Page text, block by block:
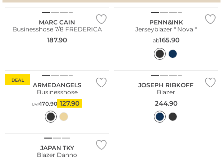
MARC CAIN
Businesshose 7/8 FREDERICA
187.90
PENN&INK
Jerseyblazer " Nova "
ab165.90
DEAL
ARMEDANGELS
Businesshose
UVP170.90 127.90
JOSEPH RIBKOFF
Blazer
244.90
JAPAN TKY
Blazer Danno